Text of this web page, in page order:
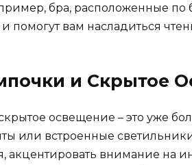
бра, расположенные по
помогут вам насладиться
и Скрытое
освещение – это уже
или встроенные
акцентировать внимание на